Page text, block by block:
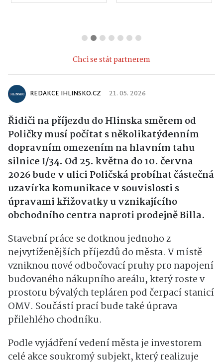
Chci se stát partnerem
REDAKCE IHLINSKO.CZ 21. 05. 2026
Řidiči na příjezdu do Hlinska směrem od
Poličky musí počítat s několikatýdenním
dopravním omezením na hlavním tahu
silnice I/34. Od 25. května do 10. června
2026 bude v ulici Poličská probíhat částečná
uzavírka komunikace v souvislosti s
úpravami křižovatky u vznikajícího
obchodního centra naproti prodejně Billa.
Stavební práce se dotknou jednoho z
nejvytíženějších příjezdů do města. V místě
vzniknou nové odbočovací pruhy pro napojení
budovaného nákupního areálu, který roste v
prostoru bývalých tepláren pod čerpací stanicí
OMV. Součástí prací bude také úprava
přilehlého chodníku.
Podle vyjádření vedení města je investorem
celé akce soukromý subjekt, který realizuje